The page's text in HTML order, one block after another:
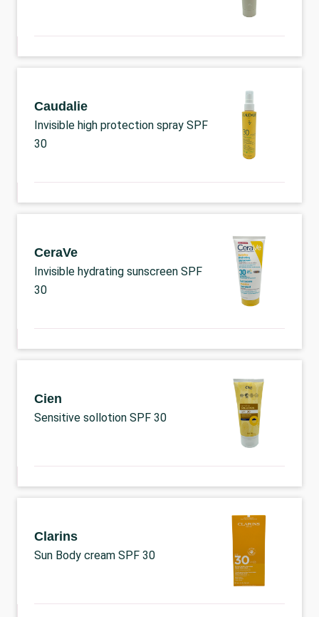
Caudalie
Invisible high protection spray SPF
30
CeraVe
Invisible hydrating sunscreen SPF
30
Cien
Sensitive sollotion SPF 30
Clarins
Sun Body cream SPF 30